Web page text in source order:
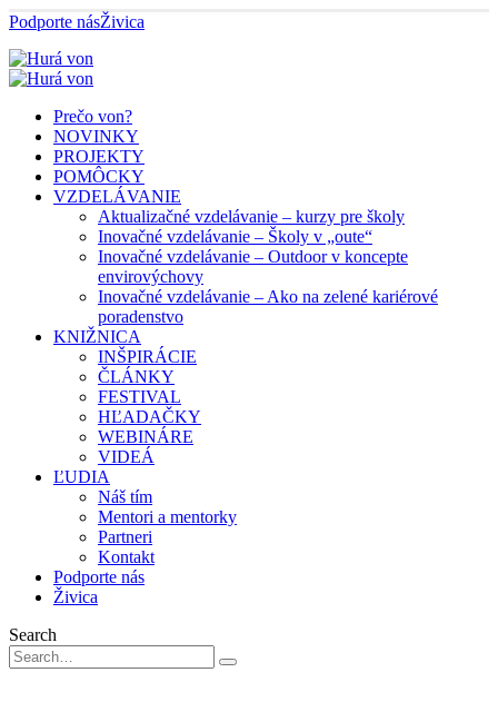
Podporte násŽivica
Prečo von?
NOVINKY
PROJEKTY
POMÔCKY
VZDELÁVANIE
Aktualizačné vzdelávanie – kurzy pre školy
Inovačné vzdelávanie – Školy v „oute“
Inovačné vzdelávanie – Outdoor v koncepte
envirovýchovy
Inovačné vzdelávanie – Ako na zelené kariérové
poradenstvo
KNIŽNICA
INŠPIRÁCIE
ČLÁNKY
FESTIVAL
HĽADAČKY
WEBINÁRE
VIDEÁ
ĽUDIA
Náš tím
Mentori a mentorky
Partneri
Kontakt
Podporte nás
Živica
Search